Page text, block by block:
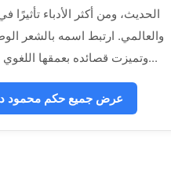
الحديث، ومن أكثر الأدباء تأثيرًا
والعالمي. ارتبط اسمه بالشعر
وتميزت قصائده بعمقها اللغوي والفلسفي، إذ...
عرض جميع حكم محمود